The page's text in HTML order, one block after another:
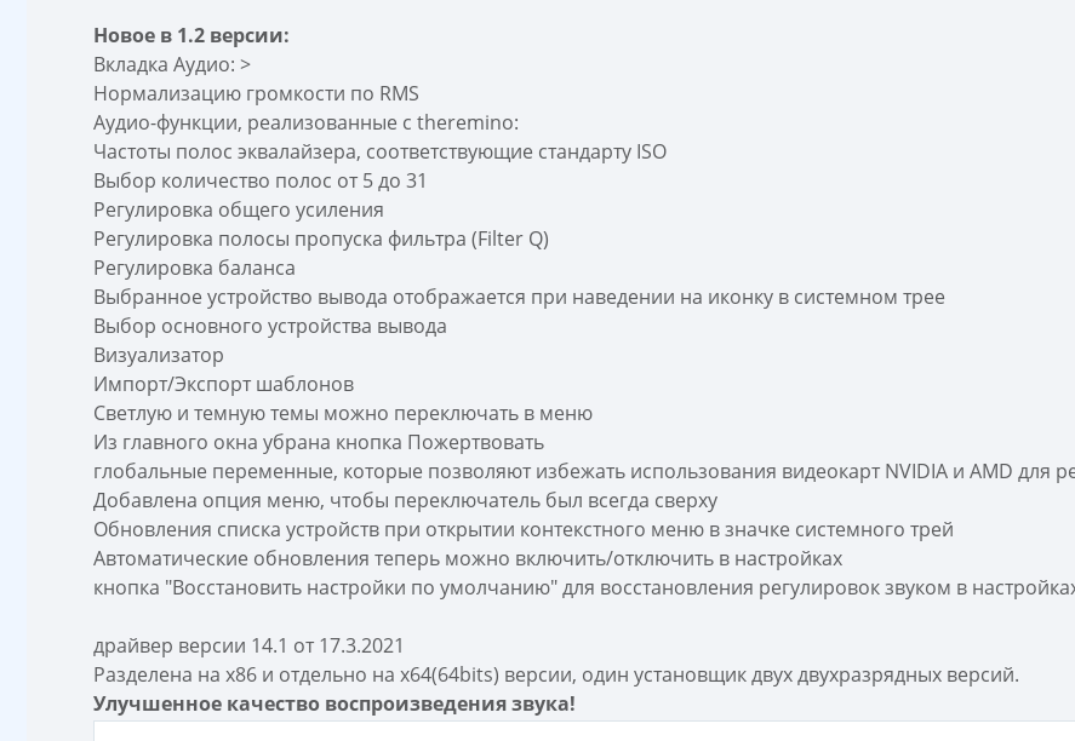
Новое в 1.2 версии:
Вкладка Аудио: >
Нормализацию громкости по RMS
Аудио-функции, реализованные с theremino:
Частоты полос эквалайзера, соответствующие стандарту ISO
Выбор количество полос от 5 до 31
Регулировка общего усиления
Регулировка полосы пропуска фильтра (Filter Q)
Регулировка баланса
Выбранное устройство вывода отображается при наведении на иконку в системном трее
Выбор основного устройства вывода
Визуализатор
Импорт/Экспорт шаблонов
Светлую и темную темы можно переключать в меню
Из главного окна убрана кнопка Пожертвовать
глобальные переменные, которые позволяют избежать использования видеокарт NVIDIA и AMD для
Добавлена опция меню, чтобы переключатель был всегда сверху
Обновления списка устройств при открытии контекстного меню в значке системного трей
Автоматические обновления теперь можно включить/отключить в настройках
кнопка "Восстановить настройки по умолчанию" для восстановления регулировок звуком в
драйвер версии 14.1 от 17.3.2021
Разделена на x86 и отдельно на x64(64bits) версии, один установщик двух двухразрядных версий.
Улучшенное качество воспроизведения звука!